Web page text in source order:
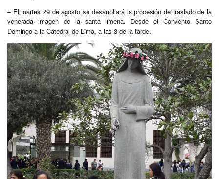
– El martes 29 de agosto se desarrollará la procesión de traslado de la
venerada imagen de la santa limeña. Desde el Convento Santo
Domingo a la Catedral de Lima, a las 3 de la tarde.